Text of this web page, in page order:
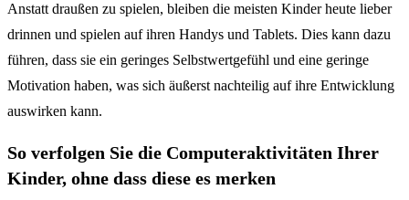
Anstatt draußen zu spielen, bleiben die meisten Kinder heute lieber
drinnen und spielen auf ihren Handys und Tablets. Dies kann dazu
führen, dass sie ein geringes Selbstwertgefühl und eine geringe
Motivation haben, was sich äußerst nachteilig auf ihre Entwicklung
auswirken kann.
So verfolgen Sie die Computeraktivitäten Ihrer
Kinder, ohne dass diese es merken